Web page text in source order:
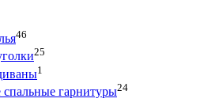
46
25
1
гарнитуры24